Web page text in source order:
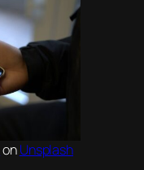
onUnsplash